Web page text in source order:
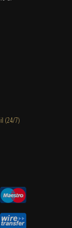
(24/7)